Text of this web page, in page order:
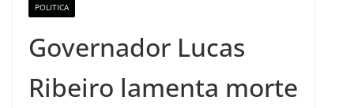
POLITICA
Governador Lucas
Ribeiro lamenta morte